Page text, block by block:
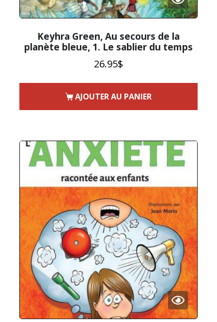
Keyhra Green, Au secours de la
planète bleue, 1. Le sablier du temps
26.95$
AJOUTER AU PANIER